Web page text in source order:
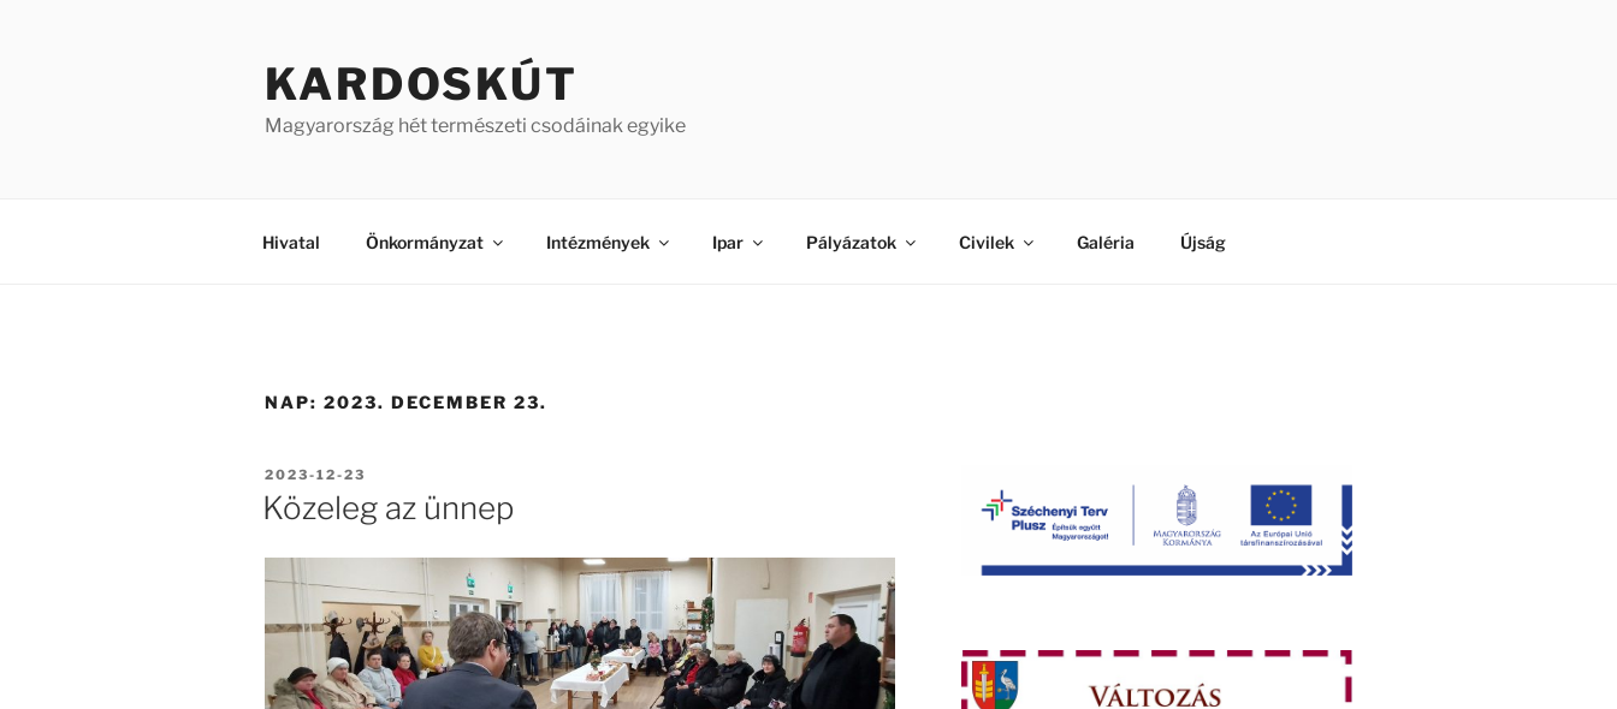
KARDOSKÚT
Magyarország hét természeti csodáinak egyike
Hivatal Önkormányzat Intézmények Ipar Pályázatok Civilek Galéria Újság
NAP: 2023. DECEMBER 23.
BEKÜLDVE:
2023-12-23
Közeleg az ünnep